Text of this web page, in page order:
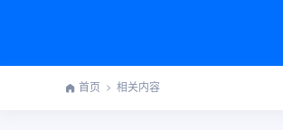
首页 相关内容